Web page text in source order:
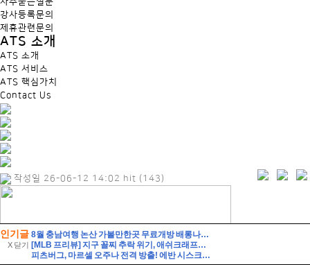
인기글
X 닫기
8월 충남여행 논산 가볼만한곳 무료개방 배롱나무꽃 절정 여름꽃 만개한 300년 명재고택
[MLB 프리뷰] 지구 꼴찌 추락 위기, 애쉬크래프트의 무거운 어깨(2026년 8월 7일 피츠버그 밀워키)
피츠버그, 마르셀 오주나 전격 방출! 에반 시스크 복귀·로니 사이먼 콜업